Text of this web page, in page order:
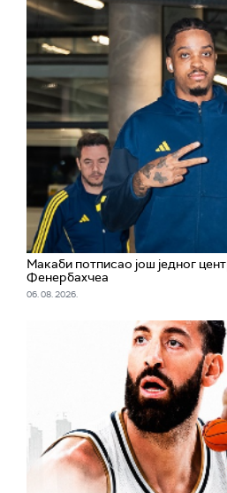
Макаби потписао још једног
Фенербахчеа
06. 08. 2026.